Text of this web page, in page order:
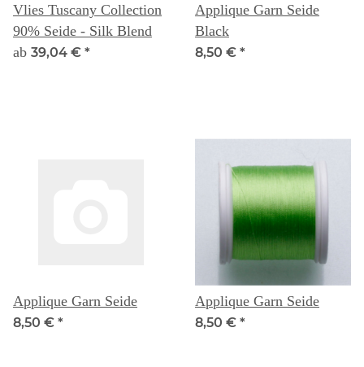
Vlies Tuscany Collection
90% Seide - Silk Blend
ab 39,04 € *
Applique Garn Seide
Black
8,50 € *
Applique Garn Seide
8,50 € *
Applique Garn Seide
8,50 € *